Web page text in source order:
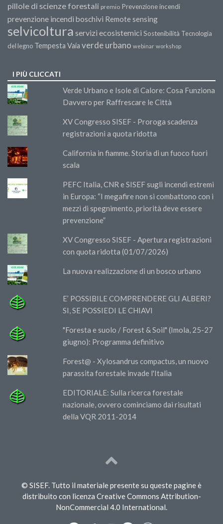
pillole di scienze forestali premio Prevenzione incendi
prevenzione incendi boschivi Remote sensing
selvicoltura servizi ecosistemici Sostenibilità Tecnologia
del legno Tempesta Vaia verde urbano webinar workshop
I PIÙ CLICCATI
Verde Urbano e Isole di Calore: Cosa Funziona
Davvero per Raffrescare le Città
XV Congresso SISEF - Proroga scadenza
registrazioni a quota ridotta
California in fiamme. Storia di un fuoco fuori
scala
PEFC Italia, CNR e SISEF sugli incendi estremi
in Europa: “I megafire non si combattono con i
mezzi di spegnimento, priorità deve essere
prevenzione”
XV Congresso SISEF - Apertura registrazioni
con quota ridotta (01/07/2026)
La nuova realizzazione di un bosco urbano
E’ POSSIBILE COMPRENDERE GLI ALBERI?
SI, SE POSSIEDI LE CHIAVI
"Foresta e suolo / Forest & Soil" (Imola, 25-27
giugno): Programma definitivo
Forest@ - Xylosandrus compactus, un nuovo
parassita forestale invade l'Italia
EDITORIALE: Sulla ricerca forestale
nazionale, ovvero cominciamo dai risultati
della VQR 2011-2014
© SISEF. Tutto il materiale presente su queste pagine è
distribuito con licenza Creative Commons Attribution-
NonCommercial 4.0 International.